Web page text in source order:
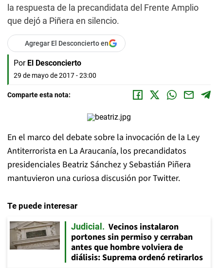
la respuesta de la precandidata del Frente Amplio
que dejó a Piñera en silencio.
Agregar El Desconcierto en
Por El Desconcierto
29 de mayo de 2017 - 23:00
Comparte esta nota:
En el marco del debate sobre la invocación de la Ley
Antiterrorista en La Araucanía, los precandidatos
presidenciales Beatriz Sánchez y Sebastián Piñera
mantuvieron una curiosa discusión por Twitter.
Te puede interesar
Judicial
Vecinos instalaron
portones sin permiso y cerraban
antes que hombre volviera de
diálisis: Suprema ordenó retirarlos